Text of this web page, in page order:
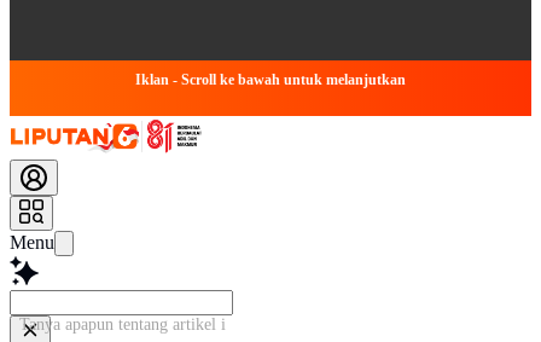
Iklan - Scroll ke bawah untuk melanjutkan
Menu
Tanya apapun tentang artikel ini...